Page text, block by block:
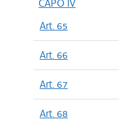
CAPO IV
Art. 65
Art. 66
Art. 67
Art. 68